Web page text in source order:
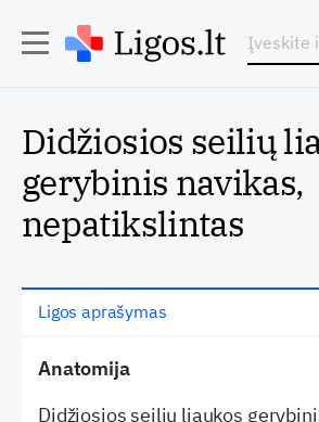
Didžiosios seilių
gerybinis navikas,
nepatikslintas
Ligos aprašymas
Anatomija
Didžiosios seilių liaukos